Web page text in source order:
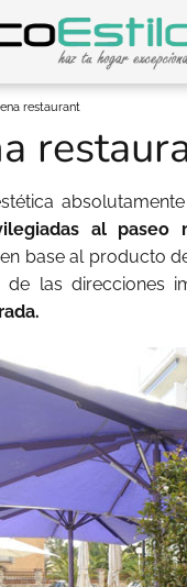
restaurant
al paseo
base al producto
las direcciones